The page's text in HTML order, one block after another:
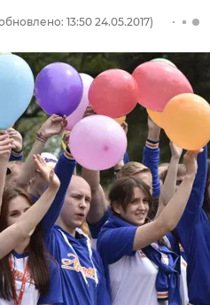
13:50 24.05.2017)